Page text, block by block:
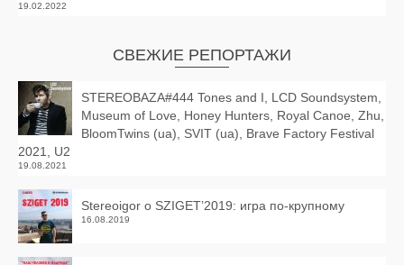
19.02.2022
СВЕЖИЕ РЕПОРТАЖИ
STEREOBAZA#444 Tones and I, LCD Soundsystem,
Museum of Love, Honey Hunters, Royal Canoe, Zhu,
BloomTwins (ua), SVIT (ua), Brave Factory Festival
2021, U2
19.08.2021
Stereoigor о SZIGET’2019: игра по-крупному
16.08.2019